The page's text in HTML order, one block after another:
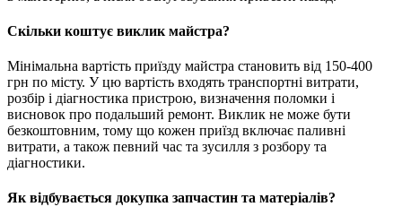
Скільки коштує виклик майстра?
Мінімальна вартість приїзду майстра становить від 150-400
грн по місту. У цю вартість входять транспортні витрати,
розбір і діагностика пристрою, визначення поломки і
висновок про подальший ремонт. Виклик не може бути
безкоштовним, тому що кожен приїзд включає паливні
витрати, а також певний час та зусилля з розбору та
діагностики.
Як відбувається докупка запчастин та матеріалів?